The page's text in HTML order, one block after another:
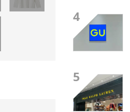
4
5